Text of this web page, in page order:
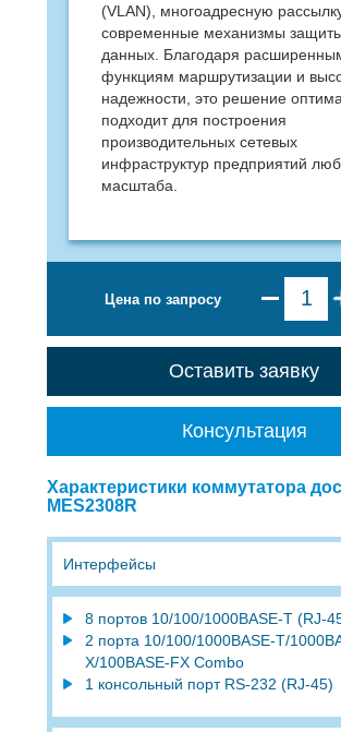
(VLAN), многоадресную
современные механизмы
данных. Благодаря
функциям маршрутизации и
надежности, это решение
подходит для построения
производительных сетевых
инфраструктур предприятий
масштаба.
Цена по запросу
Оставить заявку
Консультация
Характеристики коммутатора
MES2308R
Интерфейсы
8 портов 10/100/1000BASE-T (RJ-
2 порта 10/100/1000BASE-T/
X/100BASE-FX Combo
1 консольный порт RS-232 (RJ-45)